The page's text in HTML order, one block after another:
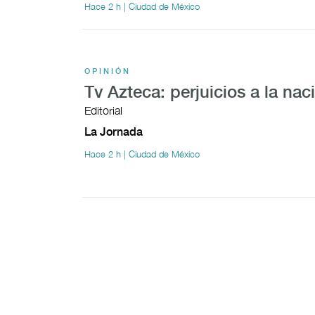
Hace 2 h | Ciudad de México
OPINIÓN
Tv Azteca: perjuicios a la
Editorial
La Jornada
Hace 2 h | Ciudad de México